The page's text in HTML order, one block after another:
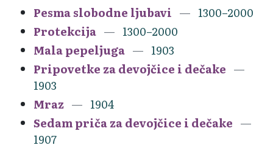
Pesma slobodne ljubavi
1300–2000
Protekcija
1300–2000
Mala pepeljuga
1903
Pripovetke za devojčice i dečake
1903
Mraz
1904
Sedam priča za devojčice i dečake
1907